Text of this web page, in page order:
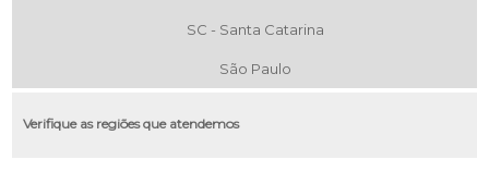
SC - Santa Catarina
São Paulo
Verifique as regiões que atendemos